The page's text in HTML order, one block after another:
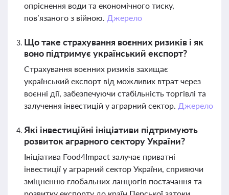
опріснення води та економічного тиску,
пов’язаного з війною. Джерело
Що таке страхування воєнних ризиків і як
воно підтримує український експорт?
Страхування воєнних ризиків захищає
український експорт від можливих втрат через
воєнні дії, забезпечуючи стабільність торгівлі та
залучення інвестицій у аграрний сектор. Джерело
Які інвестиційні ініціативи підтримують
розвиток аграрного сектору України?
Ініціатива Food4Impact залучає приватні
інвестиції у аграрний сектор України, сприяючи
зміцненню глобальних ланцюгів постачання та